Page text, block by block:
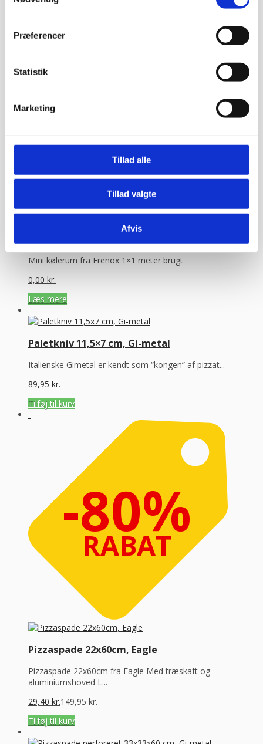
Præferencer
Statistik
Marketing
Tillad alle
Tillad valgte
Afvis
Informationsskilt fra Eagle – ankommer uden tekst
140,70kr.449,95kr.
Mini kølerum fra Frenox 1×1 meter brugt
0,00 kr.
Læs mere
Paletkniv 11,5×7 cm, Gi-metal
Italienske Gimetal er kendt som “kongen” af pizzat...
89,95 kr.
Tilføj til kurv
-80%
RABAT
Pizzaspade 22x60cm, Eagle
Pizzaspade 22x60cm fra Eagle Med træskaft og
aluminiumshoved L...
29,40 kr.149,95kr.
Tilføj til kurv